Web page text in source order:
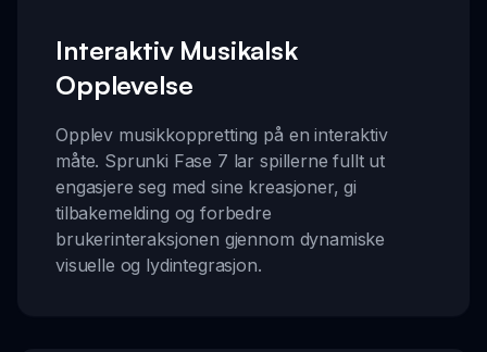
Interaktiv Musikalsk
Opplevelse
Opplev musikkoppretting på en interaktiv
måte. Sprunki Fase 7 lar spillerne fullt ut
engasjere seg med sine kreasjoner, gi
tilbakemelding og forbedre
brukerinteraksjonen gjennom dynamiske
visuelle og lydintegrasjon.